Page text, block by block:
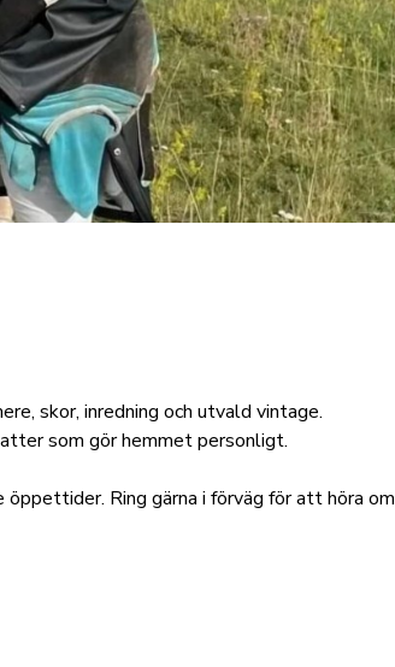
skor, inredning och utvald vintage.
som gör hemmet personligt.
Ring gärna i förväg för att höra om